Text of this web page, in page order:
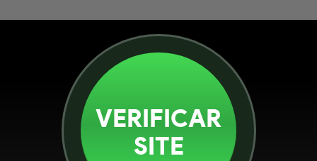
VERIFICAR
SITE